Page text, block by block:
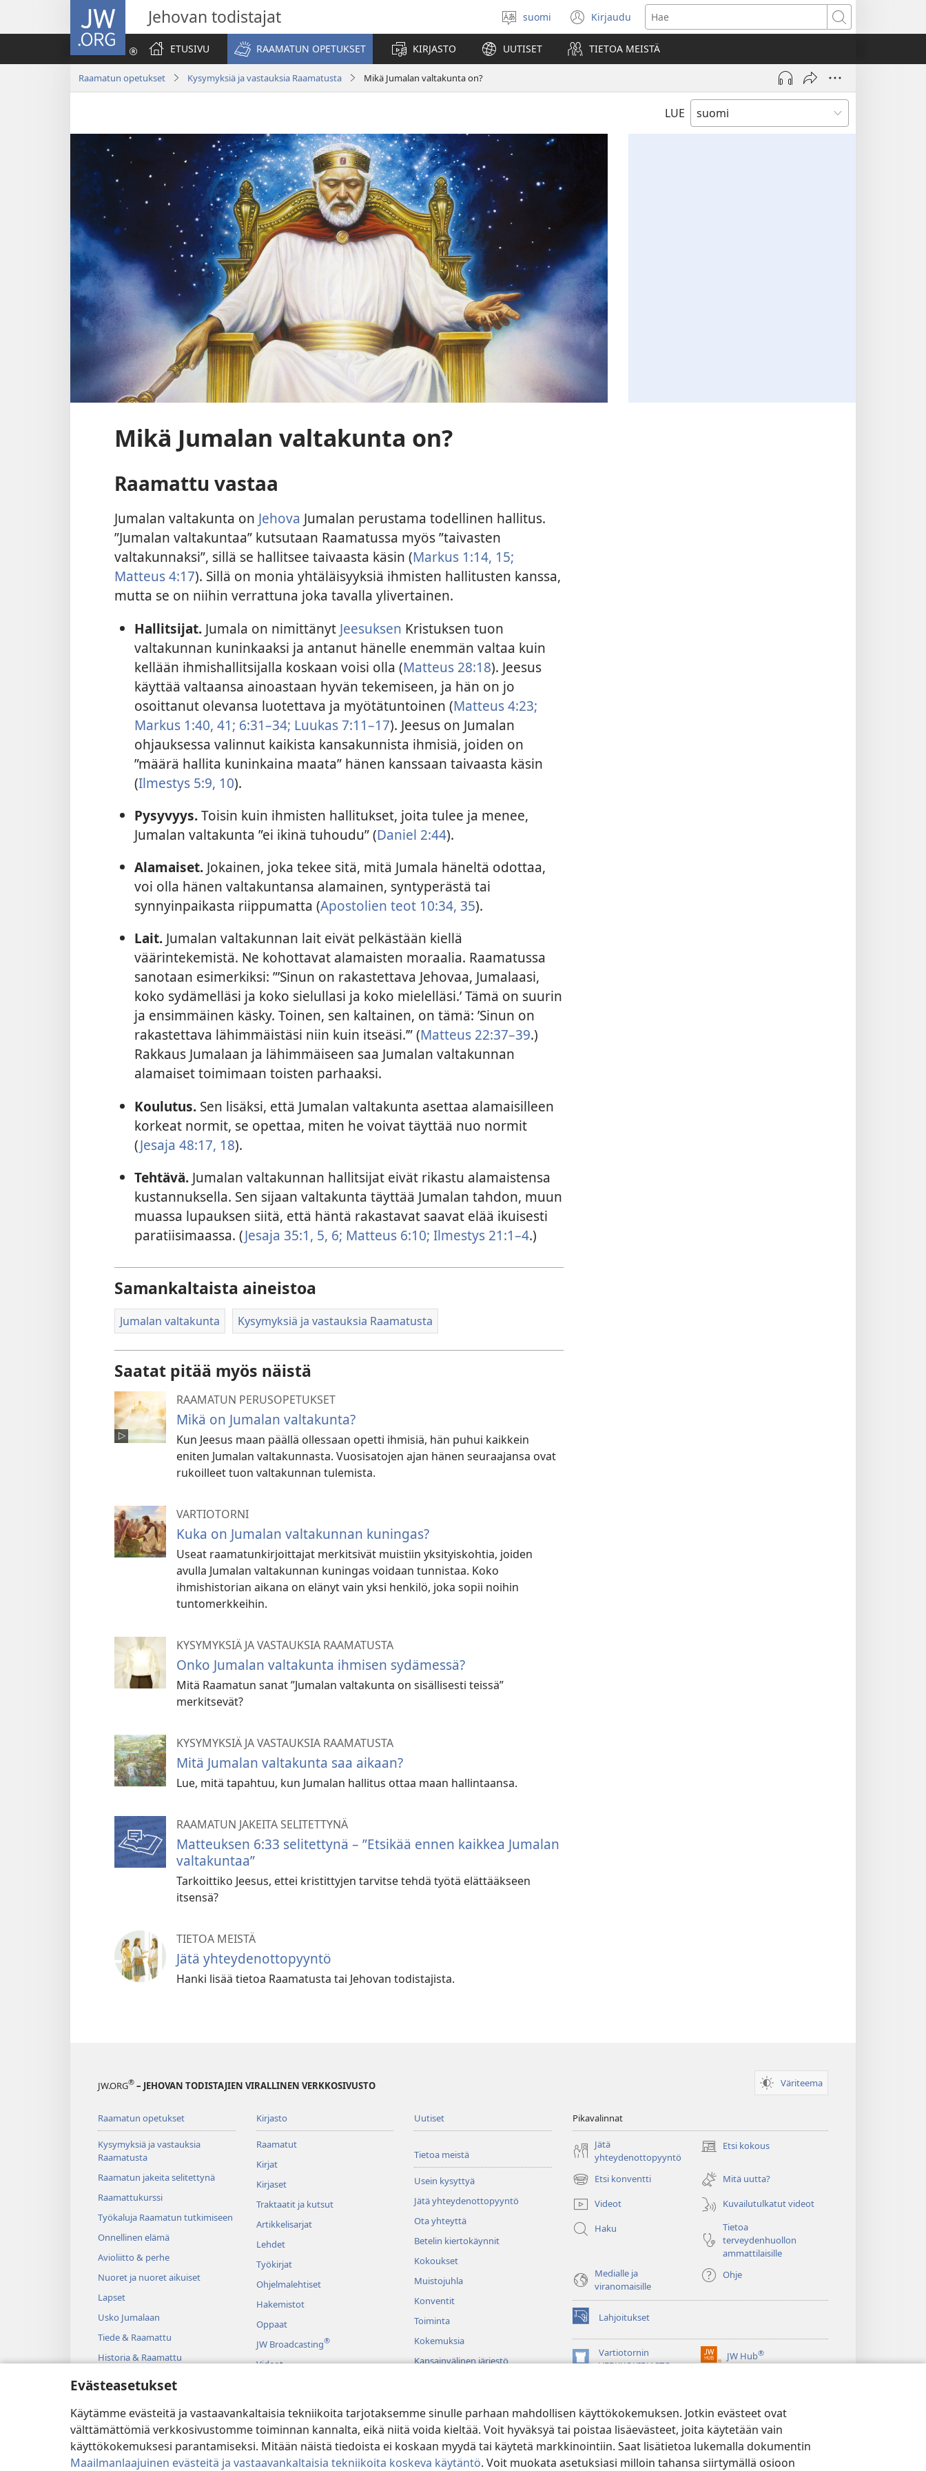
Evästeasetukset
Käytämme evästeitä ja vastaavankaltaisia tekniikoita tarjotaksemme sinulle parhaan mahdollisen käyttökokemuksen. Jotkin evästeet ovat
välttämättömiä verkkosivustomme toiminnan kannalta, eikä niitä voida kieltää. Voit hyväksyä tai poistaa lisäevästeet, joita käytetään vain
käyttökokemuksesi parantamiseksi. Mitään näistä tiedoista ei koskaan myydä tai käytetä markkinointiin. Saat lisätietoa lukemalla dokumentin
Maailmanlaajuinen evästeitä ja vastaavankaltaisia tekniikoita koskeva käytäntö. Voit muokata asetuksiasi milloin tahansa siirtymällä osioon
JW.ORG Jehovan todistajat
Valitse
kieli
suomi Kirjaudu
(avaa
uuden
ikkunan)
Hae
ETUSIVU
RAAMATUN OPETUKSET KIRJASTO UUTISET TIETOA MEISTÄ
Raamatun opetukset Kysymyksiä ja vastauksia Raamatusta Mikä Jumalan valtakunta on?
LUE
Mikä Jumalan valtakunta on?
Raamattu vastaa
Jumalan valtakunta on Jehova Jumalan perustama todellinen hallitus.
”Jumalan valtakuntaa” kutsutaan Raamatussa myös ”taivasten
valtakunnaksi”, sillä se hallitsee taivaasta käsin (Markus 1:14, 15;
Matteus 4:17). Sillä on monia yhtäläisyyksiä ihmisten hallitusten kanssa,
mutta se on niihin verrattuna joka tavalla ylivertainen.
Hallitsijat.Jumala on nimittänyt Jeesuksen Kristuksen tuon
valtakunnan kuninkaaksi ja antanut hänelle enemmän valtaa kuin
kellään ihmishallitsijalla koskaan voisi olla (Matteus 28:18). Jeesus
käyttää valtaansa ainoastaan hyvän tekemiseen, ja hän on jo
osoittanut olevansa luotettava ja myötätuntoinen (Matteus 4:23;
Markus 1:40, 41; 6:31–34; Luukas 7:11–17). Jeesus on Jumalan
ohjauksessa valinnut kaikista kansakunnista ihmisiä, joiden on
”määrä hallita kuninkaina maata” hänen kanssaan taivaasta käsin
(Ilmestys 5:9, 10).
Pysyvyys.Toisin kuin ihmisten hallitukset, joita tulee ja menee,
Jumalan valtakunta ”ei ikinä tuhoudu” (Daniel 2:44).
Alamaiset.Jokainen, joka tekee sitä, mitä Jumala häneltä odottaa,
voi olla hänen valtakuntansa alamainen, syntyperästä tai
synnyinpaikasta riippumatta (Apostolien teot 10:34, 35).
Lait.Jumalan valtakunnan lait eivät pelkästään kiellä
väärintekemistä. Ne kohottavat alamaisten moraalia. Raamatussa
sanotaan esimerkiksi: ”’Sinun on rakastettava Jehovaa, Jumalaasi,
koko sydämelläsi ja koko sielullasi ja koko mielelläsi.’ Tämä on suurin
ja ensimmäinen käsky. Toinen, sen kaltainen, on tämä: ’Sinun on
rakastettava lähimmäistäsi niin kuin itseäsi.’” (Matteus 22:37–39.)
Rakkaus Jumalaan ja lähimmäiseen saa Jumalan valtakunnan
alamaiset toimimaan toisten parhaaksi.
Koulutus.Sen lisäksi, että Jumalan valtakunta asettaa alamaisilleen
korkeat normit, se opettaa, miten he voivat täyttää nuo normit
(Jesaja 48:17, 18).
Tehtävä.Jumalan valtakunnan hallitsijat eivät rikastu alamaistensa
kustannuksella. Sen sijaan valtakunta täyttää Jumalan tahdon, muun
muassa lupauksen siitä, että häntä rakastavat saavat elää ikuisesti
paratiisimaassa. (Jesaja 35:1, 5, 6; Matteus 6:10; Ilmestys 21:1–4.)
Samankaltaista aineistoa
Jumalan valtakunta Kysymyksiä ja vastauksia Raamatusta
Saatat pitää myös näistä
RAAMATUN PERUSOPETUKSET
Mikä on Jumalan valtakunta?
Kun Jeesus maan päällä ollessaan opetti ihmisiä, hän puhui kaikkein
eniten Jumalan valtakunnasta. Vuosisatojen ajan hänen seuraajansa ovat
rukoilleet tuon valtakunnan tulemista.
VARTIOTORNI
Kuka on Jumalan valtakunnan kuningas?
Useat raamatunkirjoittajat merkitsivät muistiin yksityiskohtia, joiden
avulla Jumalan valtakunnan kuningas voidaan tunnistaa. Koko
ihmishistorian aikana on elänyt vain yksi henkilö, joka sopii noihin
tuntomerkkeihin.
KYSYMYKSIÄ JA VASTAUKSIA RAAMATUSTA
Onko Jumalan valtakunta ihmisen sydämessä?
Mitä Raamatun sanat ”Jumalan valtakunta on sisällisesti teissä”
merkitsevät?
KYSYMYKSIÄ JA VASTAUKSIA RAAMATUSTA
Mitä Jumalan valtakunta saa aikaan?
Lue, mitä tapahtuu, kun Jumalan hallitus ottaa maan hallintaansa.
RAAMATUN JAKEITA SELITETTYNÄ
Matteuksen 6:33 selitettynä – ”Etsikää ennen kaikkea Jumalan
valtakuntaa”
Tarkoittiko Jeesus, ettei kristittyjen tarvitse tehdä työtä elättääkseen
itsensä?
TIETOA MEISTÄ
Jätä yhteydenottopyyntö
Hanki lisää tietoa Raamatusta tai Jehovan todistajista.
JW.ORG® – JEHOVAN TODISTAJIEN VIRALLINEN VERKKOSIVUSTO Väriteema
Raamatun opetukset
Kysymyksiä ja vastauksia
Raamatusta
Raamatun jakeita selitettynä
Raamattukurssi
Työkaluja Raamatun tutkimiseen
Onnellinen elämä
Avioliitto & perhe
Nuoret ja nuoret aikuiset
Lapset
Usko Jumalaan
Tiede & Raamattu
Historia & Raamattu
Kirjasto
Raamatut
Kirjat
Kirjaset
Traktaatit ja kutsut
Artikkelisarjat
Lehdet
Työkirjat
Ohjelmalehtiset
Hakemistot
Oppaat
JW Broadcasting®
Videot
Dramatisoitu raamatunluku
Uutiset
Tietoa meistä
Usein kysyttyä
Jätä yhteydenottopyyntö
Ota yhteyttä
Betelin kiertokäynnit
Kokoukset
Muistojuhla
Konventit
Toiminta
Kokemuksia
Kansainvälinen järjestö
Pikavalinnat
Jätä
yhteydenottopyyntö
Etsi kokous
(avaa
ikkunan)
Etsi konventti
(avaa
uuden
ikkunan)
Mitä uutta?
Videot
Kuvailutulkatut videot
Haku
Tietoa
terveydenhuollon
ammattilaisille
Medialle ja
viranomaisille
Ohje
Lahjoitukset
(avaa
uuden
ikkunan)Vartiotornin
VERKKOKIRJASTO
(avaa
JW Hub®
(avaa